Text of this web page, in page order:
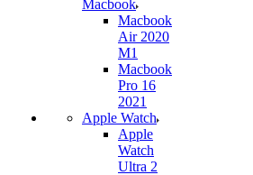
Macbook
Macbook
Air 2020
M1
Macbook
Pro 16
2021
Apple Watch
Apple
Watch
Ultra 2